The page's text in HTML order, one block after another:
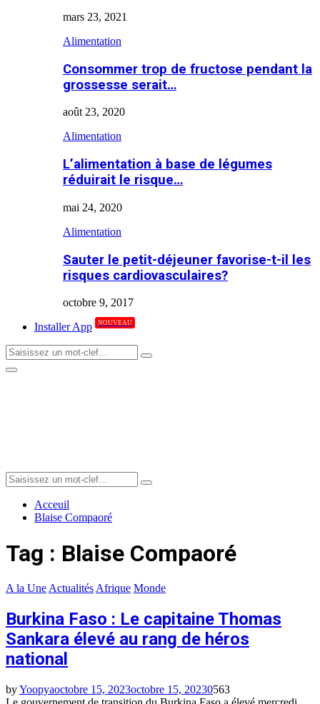
mars 23, 2021
Alimentation
Consommer trop de fructose pendant la
grossesse serait…
août 23, 2020
Alimentation
L’alimentation à base de légumes
réduirait le risque…
mai 24, 2020
Alimentation
Sauter le petit-déjeuner favorise-t-il les
risques cardiovasculaires?
octobre 9, 2017
Installer App
NOUVEAU
Search
for:
Search
Primary
Search
for:
Search
Acceuil
Blaise Compaoré
Tag : Blaise Compaoré
A la Une Actualités Afrique Monde
Burkina Faso : Le capitaine Thomas
Sankara élevé au rang de héros
national
byYoopyaoctobre 15, 2023octobre 15, 20230563